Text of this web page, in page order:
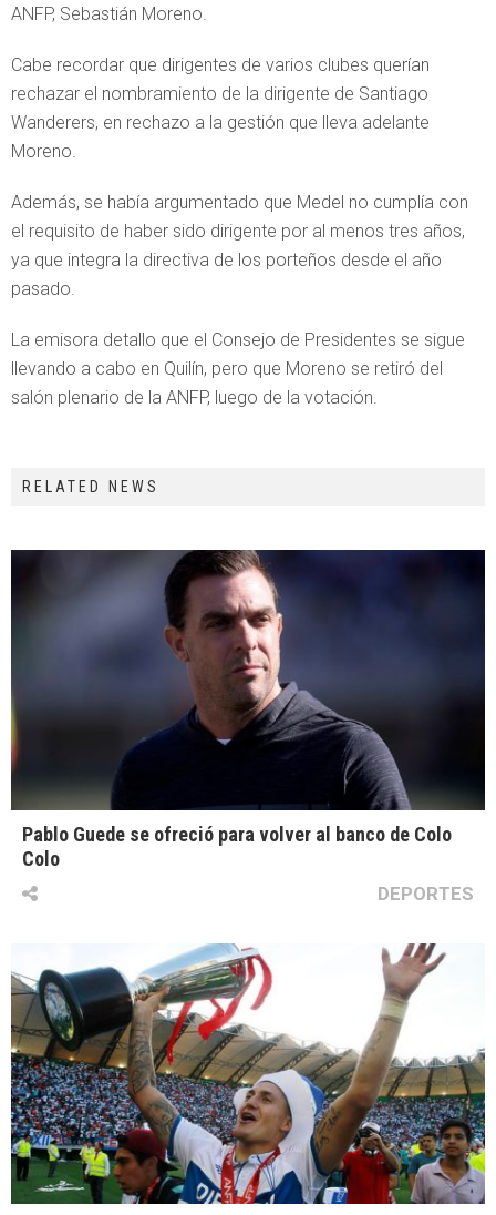
ANFP, Sebastián Moreno.
Cabe recordar que dirigentes de varios clubes querían
rechazar el nombramiento de la dirigente de Santiago
Wanderers, en rechazo a la gestión que lleva adelante
Moreno.
Además, se había argumentado que Medel no cumplía con
el requisito de haber sido dirigente por al menos tres años,
ya que integra la directiva de los porteños desde el año
pasado.
La emisora detallo que el Consejo de Presidentes se sigue
llevando a cabo en Quilín, pero que Moreno se retiró del
salón plenario de la ANFP, luego de la votación.
RELATED NEWS
Pablo Guede se ofreció para volver al banco de Colo
Colo
DEPORTES